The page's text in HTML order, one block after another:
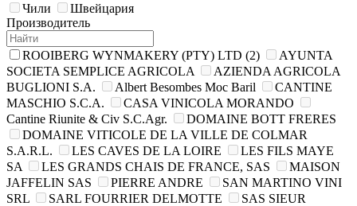
Чили
Швейцария
Производитель
ROOIBERG WYNMAKERY (PTY) LTD (2)
AYUNTA
SOCIETA SEMPLICE AGRICOLA
AZIENDA AGRIСOLA
BUGLIONI S.A.
Albert Besombes Moc Baril
CANTINE
MASCHIO S.C.A.
CASA VINICOLA MORANDO
Cantine Riunite & Civ S.C.Agr.
DOMAINE BOTT FRERES
DOMAINE VITICOLE DE LA VILLE DE COLMAR
S.A.R.L.
LES CAVES DE LA LOIRE
LES FILS MAYE
SA
LES GRANDS CHAIS DE FRANCE, SAS
MAISON
JAFFELIN SAS
PIERRE ANDRE
SAN MARTINO VINI
SRL
SARL FOURRIER DELMOTTE
SAS SIEUR